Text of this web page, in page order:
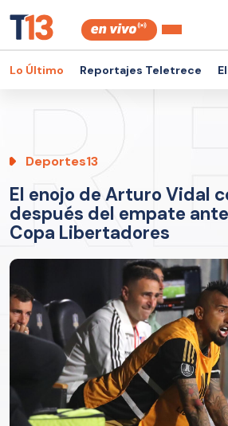
Lo Último Reportajes Teletrece
Deportes13
El enojo de Arturo Vidal
después del empate
Copa Libertadores